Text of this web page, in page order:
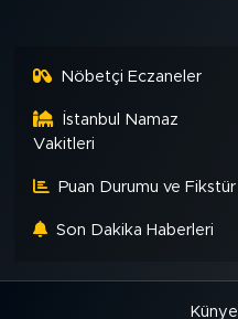
Nöbetçi Eczaneler
İstanbul Namaz
Vakitleri
Puan Durumu ve Fikstür
Son Dakika Haberleri
Künye